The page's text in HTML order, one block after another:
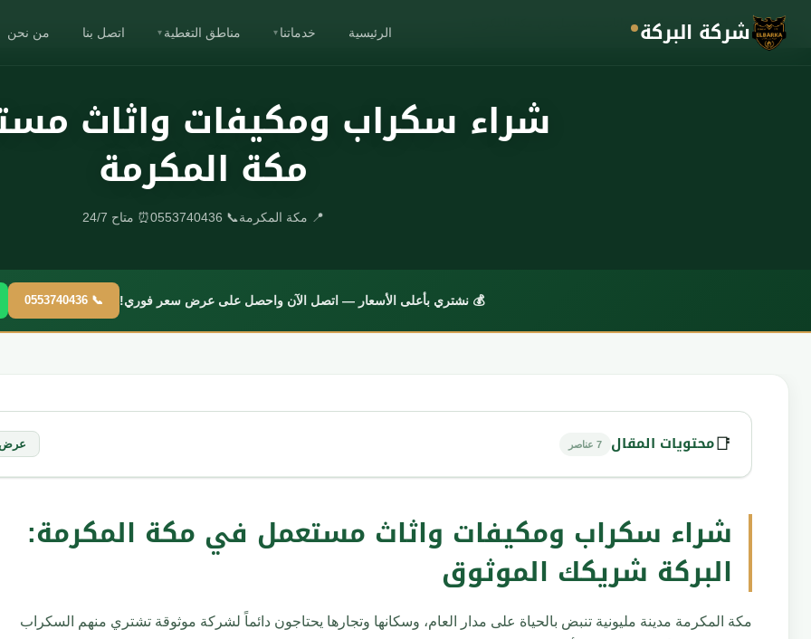
شركة البركة الرئيسية خدماتنا ▾ مناطق التغطية ▾ اتصل بنا من نحن
الرئيسية شراء سكراب ومكيفات واثاث مستعمل في مكة المكرمة
شراء سكراب ومكيفات واثاث
مكة المكرمة
📍 مكة المكرمة📞 0553740436 ⏰ متاح 24/7
💰 نشتري بأعلى الأسعار — اتصل الآن واحصل على عرض سعر فوري! 📞 0553740436
📑محتويات المقال 7 عناصر عرض
1 شراء سكراب ومكيفات واثاث مستعمل في مكة المكرمة: البركة شريكك الموثوق
شراء سكراب ومكيفات واثاث مستعمل في مكة المكرمة:
البركة شريكك الموثوق
مكة المكرمة مدينة مليونية تنبض بالحياة على مدار العام، وسكانها وتجارها يحتاجون دائماً لشركة موثوقة تشتري منهم السكراب